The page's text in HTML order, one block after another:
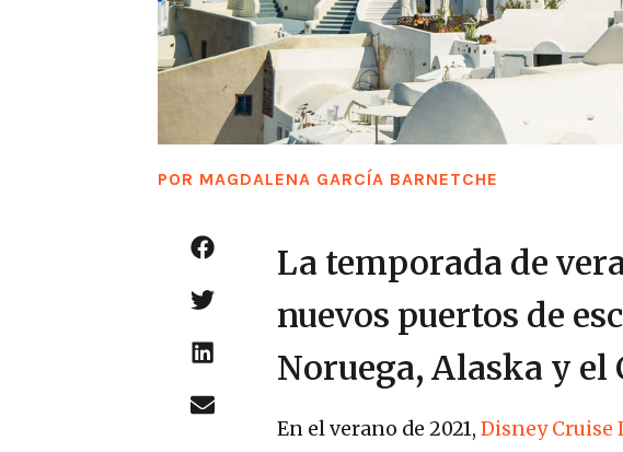
POR MAGDALENA GARCÍA BARNETCHE
La temporada de
nuevos puertos de
Noruega, Alaska y el
En el verano de 2021, Disney Cruise